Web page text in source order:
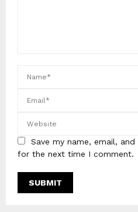
Save my name, email,
for the next time I comment.